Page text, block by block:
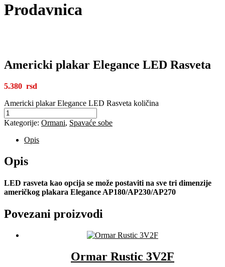
Prodavnica
Americki plakar Elegance LED Rasveta
5.380
Americki plakar Elegance LED Rasveta količina
Kategorije: Ormani, Spavaće sobe
Opis
Opis
LED rasveta kao opcija se može postaviti na sve tri dimenzije
američkog plakara Elegance AP180/AP230/AP270
Povezani proizvodi
Ormar Rustic 3V2F